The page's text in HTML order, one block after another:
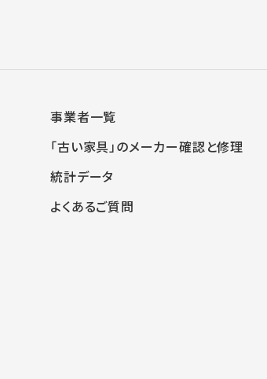
事業者一覧
「古い家具」のメーカー確認と修理
統計データ
よくあるご質問